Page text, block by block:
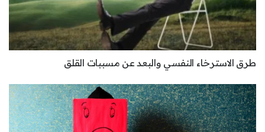
طرق الاسترخاء النفسي والبعد عن مسببات القلق